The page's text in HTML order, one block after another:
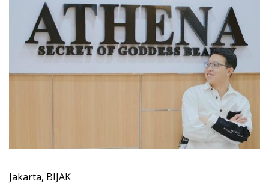
Jakarta, BIJAK